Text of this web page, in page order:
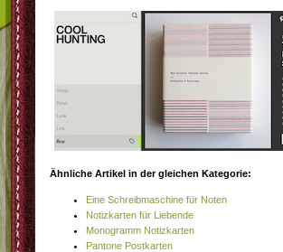
Ähnliche Artikel in der gleichen Kategorie:
Eine Schreibmaschine für Noten
Notizkarten für Liebende
Monogramm Notizkarten
Pantone Postkarten